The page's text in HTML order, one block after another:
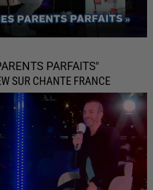
PARFAITS"
SUR CHANTE FRANCE